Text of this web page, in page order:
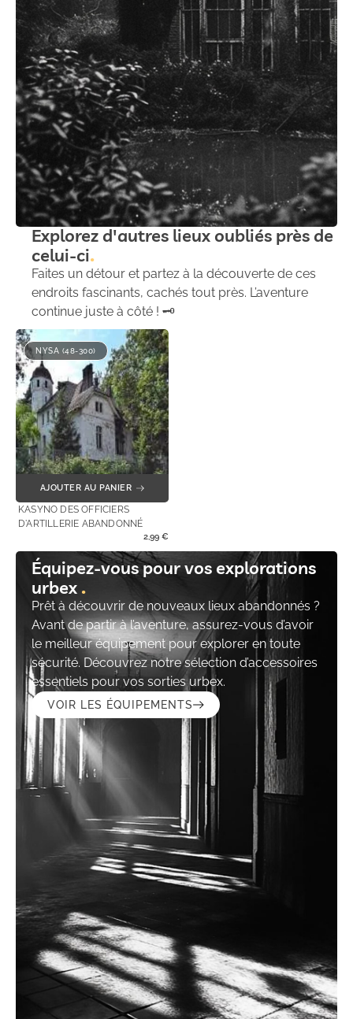
Explorez d'autres lieux oubliés près de
celui-ci
Faites un détour et partez à la découverte de ces
endroits fascinants, cachés tout près. L’aventure
continue juste à côté ! 🗝️
NYSA (48-300)
AJOUTER AU PANIER
KASYNO DES OFFICIERS
D'ARTILLERIE ABANDONNÉ
2,99 €
Équipez-vous pour vos explorations
urbex
Prêt à découvrir de nouveaux lieux abandonnés ?
Avant de partir à l’aventure, assurez-vous d’avoir
le meilleur équipement pour explorer en toute
sécurité. Découvrez notre sélection d’accessoires
essentiels pour vos sorties urbex.
VOIR LES ÉQUIPEMENTS